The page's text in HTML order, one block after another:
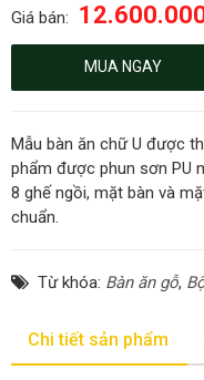
Giá bán:
MUA NGAY
Mẫu bàn ăn chữ U được
phẩm được phun sơn PU
8 ghế ngồi, mặt bàn và
chuẩn.
Từ khóa: Bàn ăn gỗ,
Chi tiết sản phẩm